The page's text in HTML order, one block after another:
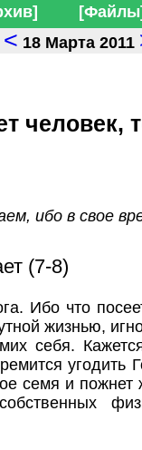
[Файлы]
< 18 Марта 2011
человек,
ибо в свое
(7-8)
Ибо что
жизнью,
себя.
угодить
семя и пожнет